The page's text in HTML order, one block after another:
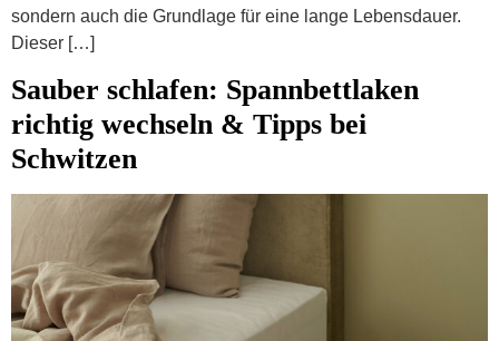
sondern auch die Grundlage für eine lange Lebensdauer.
Dieser […]
Sauber schlafen: Spannbettlaken
richtig wechseln & Tipps bei
Schwitzen